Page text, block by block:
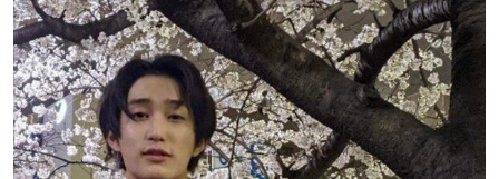
は1人あたり上限1万円、国際線は上限2万円まで支払う。
ト
数
数